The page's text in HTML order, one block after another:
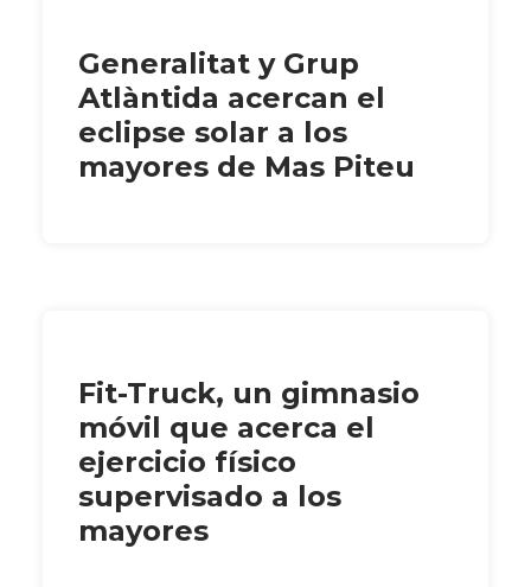
Generalitat y Grup
Atlàntida acercan el
eclipse solar a los
mayores de Mas Piteu
Fit-Truck, un gimnasio
móvil que acerca el
ejercicio físico
supervisado a los
mayores